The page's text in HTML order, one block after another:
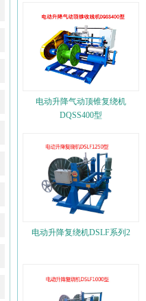
电动升降气动顶锥复绕机
DQSS400型
电动升降复绕机DSLF系列2